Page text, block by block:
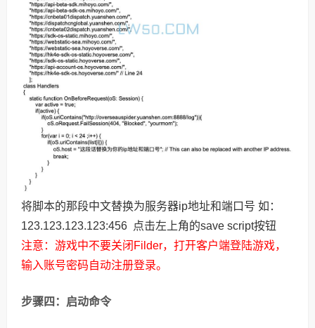
将脚本的那段中文替换为服务器ip地址和端口号 如：
123.123.123.123:456 点击左上角的save script按钮
注意：游戏中不要关闭Filder，打开客户端登陆游戏，
输入账号密码自动注册登录。
步骤四：启动命令